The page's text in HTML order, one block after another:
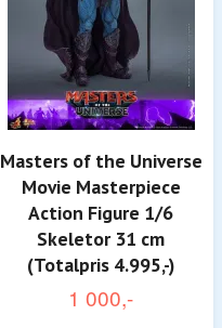
Masters of the Universe
Movie Masterpiece
Action Figure 1/6
Skeletor 31 cm
(Totalpris 4.995,-)
1 000,-